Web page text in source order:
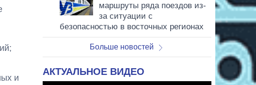
и
маршруты ряда поездов из-
за ситуации с
безопасностью в восточных регионах
Больше новостей
АКТУАЛЬНОЕ ВИДЕО